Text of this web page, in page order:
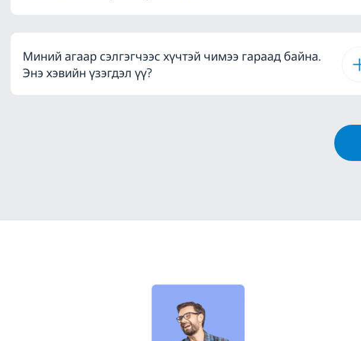
Миний агаар сэлгэгчээс хүчтэй чимээ гараад байна.
Энэ хэвийн үзэгдэл үү?